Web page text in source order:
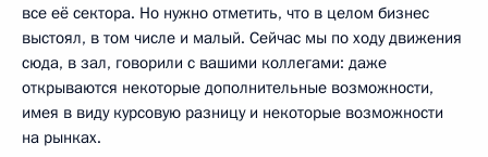
все её сектора. Но нужно отметить, что в целом бизнес
выстоял, в том числе и малый. Сейчас мы по ходу движения
сюда, в зал, говорили с вашими коллегами: даже
открываются некоторые дополнительные возможности,
имея в виду курсовую разницу и некоторые возможности
на рынках.